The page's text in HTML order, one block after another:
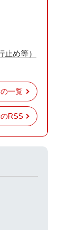
め等）
一覧
RSS